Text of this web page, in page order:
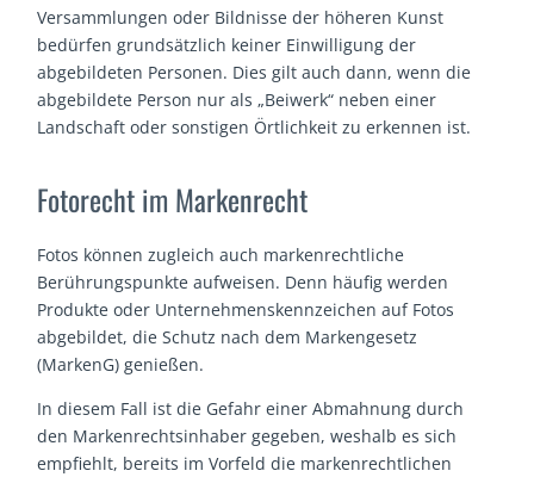
Versammlungen oder Bildnisse der höheren Kunst
bedürfen grundsätzlich keiner Einwilligung der
abgebildeten Personen. Dies gilt auch dann, wenn die
abgebildete Person nur als „Beiwerk“ neben einer
Landschaft oder sonstigen Örtlichkeit zu erkennen ist.
Fotorecht im Markenrecht
Fotos können zugleich auch markenrechtliche
Berührungspunkte aufweisen. Denn häufig werden
Produkte oder Unternehmenskennzeichen auf Fotos
abgebildet, die Schutz nach dem Markengesetz
(MarkenG) genießen.
In diesem Fall ist die Gefahr einer Abmahnung durch
den Markenrechtsinhaber gegeben, weshalb es sich
empfiehlt, bereits im Vorfeld die markenrechtlichen